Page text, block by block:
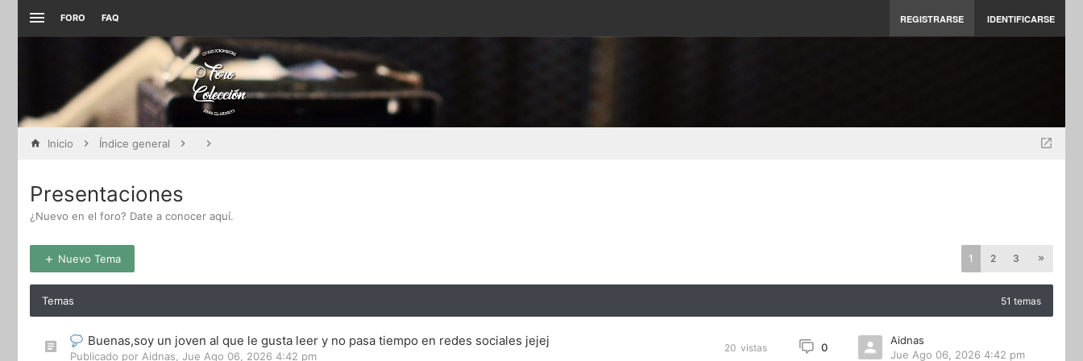
FORO FAQ REGISTRARSE IDENTIFICARSE
Inicio Índice general
Presentaciones
¿Nuevo en el foro? Date a conocer aquí.
Nuevo Tema 1 2 3
Temas 51 temas
Buenas,soy un joven al que le gusta leer y no pasa tiempo en redes sociales jejej
Publicado por Aidnas Jue Ago 06, 2026 4:42 pm
20 vistas 0
Aidnas
Jue Ago 06, 2026 4:42 pm